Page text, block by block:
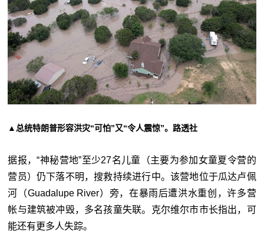
▲总统特朗普形容洪灾“可怕”又“令人震惊”。路透社
据报，“神秘营地”至少27名儿童（主要为参加女童夏令营的
营员）仍下落不明，搜救持续进行中。该营地位于瓜达卢佩
河（Guadalupe River）旁，在暴雨后遭洪水重创，许多营
帐与建筑被冲毁，多名孩童失联。克尔维尔市市长指出，可
能还有更多人失踪。